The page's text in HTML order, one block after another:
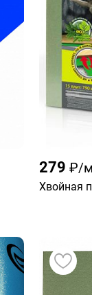
279 ₽/м
Хвойная